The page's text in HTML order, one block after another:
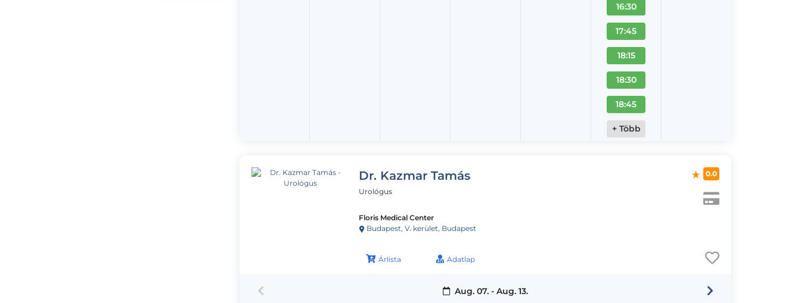
16:30
17:45
18:15
18:30
18:45
+ Több
Dr. Kazmar Tamás
Urológus
Floris Medical Center
Budapest, V. kerület, Budapest
Árlista Adatlap
0.0
Aug. 07. - Aug. 13.